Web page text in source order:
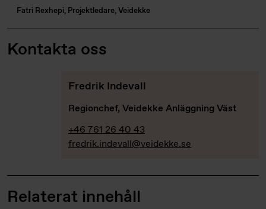
Fatri Rexhepi, Projektledare, Veidekke
Kontakta oss
Fredrik Indevall
Regionchef, Veidekke Anläggning Väst
+46 761 26 40 43
fredrik.indevall@veidekke.se
Relaterat innehåll